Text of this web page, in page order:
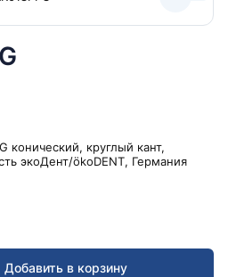
конический, круглый кант,
экоДент/ökoDENT, Германия
Добавить в корзину